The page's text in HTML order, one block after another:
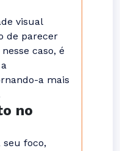
visual
de parecer
caso, é
a mais
no
seu foco,